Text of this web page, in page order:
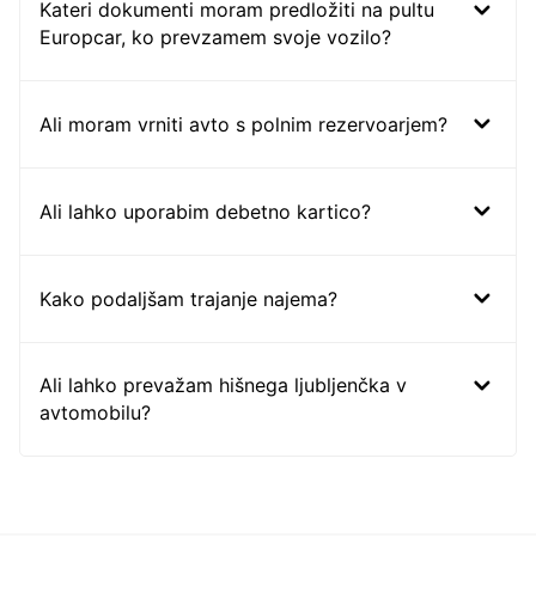
Kateri dokumenti moram predložiti na pultu
Europcar, ko prevzamem svoje vozilo?
Ali moram vrniti avto s polnim rezervoarjem?
Ali lahko uporabim debetno kartico?
Kako podaljšam trajanje najema?
Ali lahko prevažam hišnega ljubljenčka v
avtomobilu?